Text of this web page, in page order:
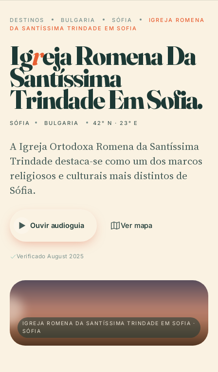
DESTINOS BULGARIA SÓFIA
IGREJA ROMENA
DA SANTÍSSIMA TRINDADE EM SOFIA
Igreja Romena Da
Santíssima
Trindade Em Sofia.
SÓFIA BULGARIA 42° N · 23° E
A Igreja Ortodoxa Romena da Santíssima
Trindade destaca-se como um dos marcos
religiosos e culturais mais distintos de
Sófia.
Ouvir audioguia Ver mapa
Verificado August 2025
IGREJA ROMENA DA SANTÍSSIMA TRINDADE EM SOFIA ·
SÓFIA